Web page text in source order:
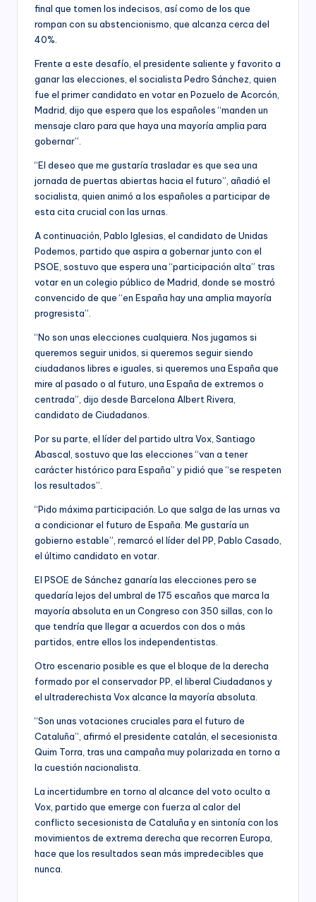
final que tomen los indecisos, así como de los que
rompan con su abstencionismo, que alcanza cerca del
40%.
Frente a este desafío, el presidente saliente y favorito a
ganar las elecciones, el socialista Pedro Sánchez, quien
fue el primer candidato en votar en Pozuelo de Acorcón,
Madrid, dijo que espera que los españoles “manden un
mensaje claro para que haya una mayoría amplia para
gobernar”.
“El deseo que me gustaría trasladar es que sea una
jornada de puertas abiertas hacia el futuro”, añadió el
socialista, quien animó a los españoles a participar de
esta cita crucial con las urnas.
A continuación, Pablo Iglesias, el candidato de Unidas
Podemos, partido que aspira a gobernar junto con el
PSOE, sostuvo que espera una “participación alta” tras
votar en un colegio público de Madrid, donde se mostró
convencido de que “en España hay una amplia mayoría
progresista”.
“No son unas elecciones cualquiera. Nos jugamos si
queremos seguir unidos, si queremos seguir siendo
ciudadanos libres e iguales, si queremos una España que
mire al pasado o al futuro, una España de extremos o
centrada”, dijo desde Barcelona Albert Rivera,
candidato de Ciudadanos.
Por su parte, el líder del partido ultra Vox, Santiago
Abascal, sostuvo que las elecciones “van a tener
carácter histórico para España” y pidió que “se respeten
los resultados”.
“Pido máxima participación. Lo que salga de las urnas va
a condicionar el futuro de España. Me gustaría un
gobierno estable”, remarcó el líder del PP, Pablo Casado,
el último candidato en votar.
El PSOE de Sánchez ganaría las elecciones pero se
quedaría lejos del umbral de 175 escaños que marca la
mayoría absoluta en un Congreso con 350 sillas, con lo
que tendría que llegar a acuerdos con dos o más
partidos, entre ellos los independentistas.
Otro escenario posible es que el bloque de la derecha
formado por el conservador PP, el liberal Ciudadanos y
el ultraderechista Vox alcance la mayoría absoluta.
“Son unas votaciones cruciales para el futuro de
Cataluña”, afirmó el presidente catalán, el secesionista
Quim Torra, tras una campaña muy polarizada en torno a
la cuestión nacionalista.
La incertidumbre en torno al alcance del voto oculto a
Vox, partido que emerge con fuerza al calor del
conflicto secesionista de Cataluña y en sintonía con los
movimientos de extrema derecha que recorren Europa,
hace que los resultados sean más impredecibles que
nunca.